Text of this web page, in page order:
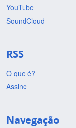
YouTube
SoundCloud
RSS
O que é?
Assine
Navegação